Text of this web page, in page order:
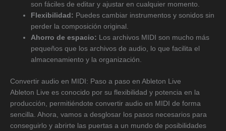
son fáciles de editar y ajustar en cualquier momento.
Flexibilidad: Puedes cambiar instrumentos y sonidos sin
perder la composición original.
Ahorro de espacio: Los archivos MIDI son mucho más
pequeños que los archivos de audio, lo que facilita el
almacenamiento y la organización.
Convertir audio en MIDI: Paso a paso en Ableton Live
Ableton Live es conocido por su flexibilidad y potencia en la
producción, permitiéndote convertir audio en MIDI de forma
sencilla. Ahora, vamos a desglosar los pasos necesarios para
conseguirlo y abrirte las puertas a un mundo de posibilidades